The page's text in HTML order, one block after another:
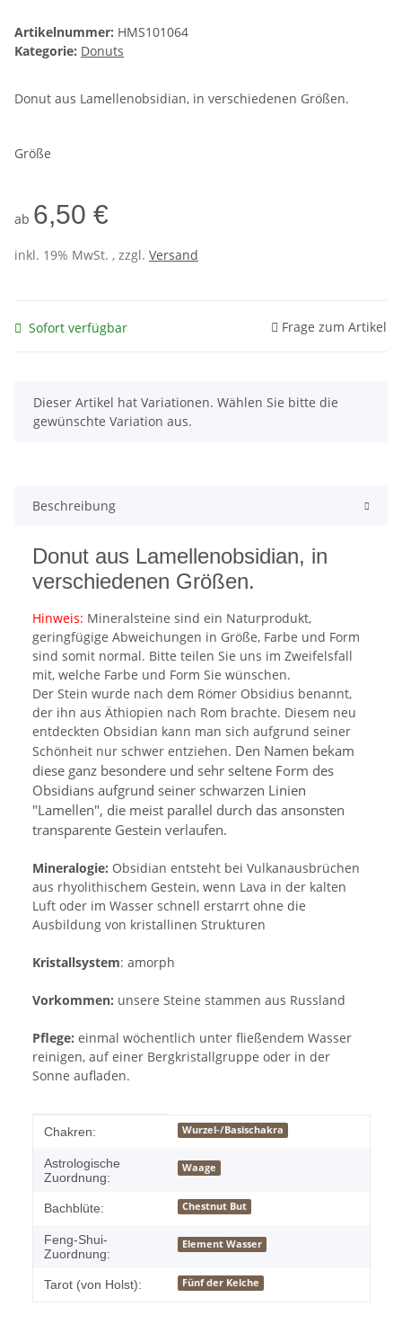
Artikelnummer: HMS101064
Kategorie: Donuts
Donut aus Lamellenobsidian, in verschiedenen Größen.
Größe
ab 6,50 €
inkl. 19% MwSt. , zzgl. Versand
Sofort verfügbar Frage zum Artikel
x
Dieser Artikel hat Variationen. Wählen Sie bitte die
gewünschte Variation aus.
Beschreibung
Donut aus Lamellenobsidian, in
verschiedenen Größen.
Hinweis: Mineralsteine sind ein Naturprodukt,
geringfügige Abweichungen in Größe, Farbe und Form
sind somit normal. Bitte teilen Sie uns im Zweifelsfall
mit, welche Farbe und Form Sie wünschen.
Der Stein wurde nach dem Römer Obsidius benannt,
der ihn aus Äthiopien nach Rom brachte. Diesem neu
entdeckten Obsidian kann man sich aufgrund seiner
Schönheit nur schwer entziehen. Den Namen bekam
diese ganz besondere und sehr seltene Form des
Obsidians aufgrund seiner schwarzen Linien
"Lamellen", die meist parallel durch das ansonsten
transparente Gestein verlaufen.
Mineralogie: Obsidian entsteht bei Vulkanausbrüchen
aus rhyolithischem Gestein, wenn Lava in der kalten
Luft oder im Wasser schnell erstarrt ohne die
Ausbildung von kristallinen Strukturen
Kristallsystem: amorph
Vorkommen: unsere Steine stammen aus Russland
Pflege: einmal wöchentlich unter fließendem Wasser
reinigen, auf einer Bergkristallgruppe oder in der
Sonne aufladen.
Produkteigenschaft
Wert
Chakren: Wurzel-/Basischakra
Astrologische
Zuordnung:
Waage
Bachblüte: Chestnut But
Feng-Shui-
Zuordnung:
Element Wasser
Tarot (von Holst): Fünf der Kelche